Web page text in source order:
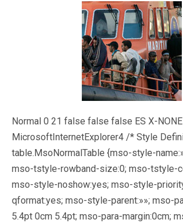
Normal 0 21 false false false ES X-
MicrosoftInternetExplorer4 /* Style
table.MsoNormalTable {mso-style-
mso-tstyle-rowband-size:0; mso-tstyle-
mso-style-noshow:yes; mso-style-
qformat:yes; mso-style-parent:»»; mso-
5.4pt 0cm 5.4pt; mso-para-margin:0cm;